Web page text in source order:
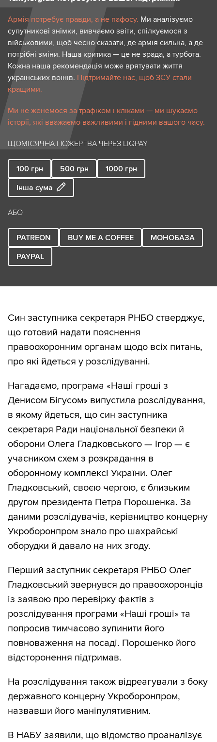
Армія потребує правди, а не пафосу. Ми аналізуємо
супутникові знімки, вивчаємо звіти, спілкуємося з
військовими, щоб чесно сказати, де армія сильна, а де
потрібні зміни. Наша критика — це не зрада, а турбота.
Кожна наша рекомендація може врятувати життя
українських воїнів. Підтримайте нас, щоб ЗСУ стали
кращими.
Ми не женемося за трафіком і кліками — ми шукаємо
історії, які вважаємо важливими і гідними вашого часу.
ЩОМІСЯЧНА ПОЖЕРТВА ЧЕРЕЗ LIQPAY
100 грн 500 грн 1000 грн
Інша сума
АБО
PATREON BUY ME A COFFEE
МОНОБАЗА
PAYPAL
Син заступника секретаря РНБО стверджує,
що готовий надати пояснення
правоохоронним органам щодо всіх питань,
про які йдеться у розслідуванні.
Нагадаємо, програма «Наші гроші з
Денисом Бігусом» випустила розслідування,
в якому йдеться, що син заступника
секретаря Ради національної безпеки й
оборони Олега Гладковського — Ігор — є
учасником схем з розкрадання в
оборонному комплексі України. Олег
Гладковський, своєю чергою, є близьким
другом президента Петра Порошенка. За
даними розслідувачів, керівництво концерну
Укроборонпром знало про шахрайські
оборудки й давало на них згоду.
Перший заступник секретаря РНБО Олег
Гладковський звернувся до правоохоронців
із заявою про перевірку фактів з
розслідування програми «Наші гроші» та
попросив тимчасово зупинити його
повноваження на посаді. Порошенко його
відсторонення підтримав.
На розслідування також відреагували з боку
державного концерну Укроборонпром,
назвавши його маніпулятивним.
В НАБУ заявили, що відомство проаналізує